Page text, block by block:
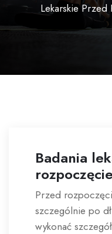
Lekarskie
Badania
Przed
szczególnie po
wykonać